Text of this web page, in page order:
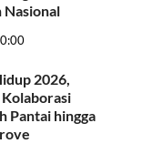
Nasional
2026,
Pantai hingga